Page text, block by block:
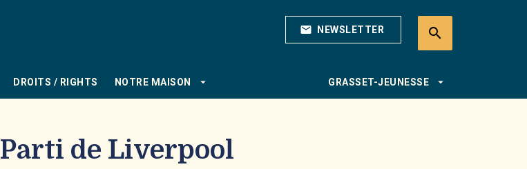
mail NEWSLETTER search
DROITS / RIGHTS NOTRE MAISON arrow_drop_down GRASSET-JEUNESSE arrow_drop_down
Parti de Liverpool